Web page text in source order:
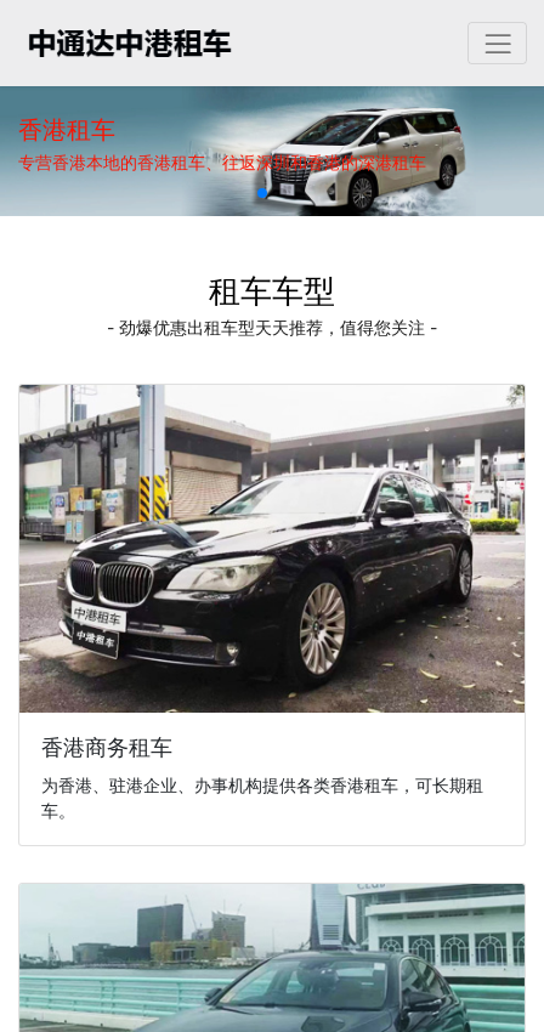
香港租车
专营香港本地的香港租车、往返深圳和香港的深港租车
租车车型
- 劲爆优惠出租车型天天推荐，值得您关注 -
香港商务租车
为香港、驻港企业、办事机构提供各类香港租车，可长期租
车。